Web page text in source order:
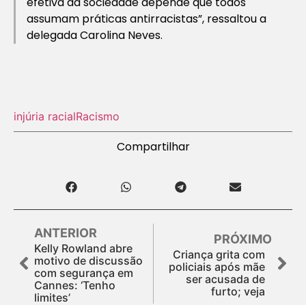
assumam práticas antirracistas”, ressaltou a
delegada Carolina Neves.
injúria racialRacismo
Compartilhar
ANTERIOR
Kelly Rowland abre
motivo de discussão
com segurança em
Cannes: ‘Tenho
limites’
PRÓXIMO
Criança grita com
policiais após mãe
ser acusada de
furto; veja